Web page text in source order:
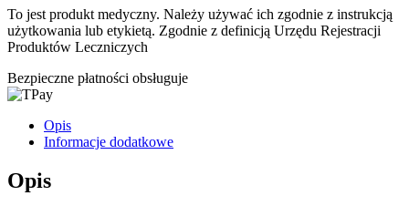
To jest produkt medyczny. Należy używać ich zgodnie z instrukcją
użytkowania lub etykietą. Zgodnie z definicją Urzędu Rejestracji
Produktów Leczniczych
Bezpieczne płatności obsługuje
Opis
Informacje dodatkowe
Opis